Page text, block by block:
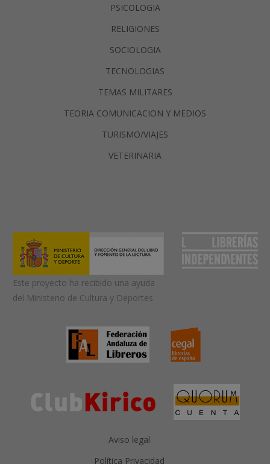
PSICOLOGIA
RELIGIONES
SOCIOLOGIA
TECNOLOGIAS
TEMAS MILITARES
TEORIA COMUNICACION Y MEDIOS
TURISMO/VIAJES
VETERINARIA
Este proyecto ha recibido una ayuda
del Ministerio de Cultura y Deportes
Aviso legal
Política Privacidad